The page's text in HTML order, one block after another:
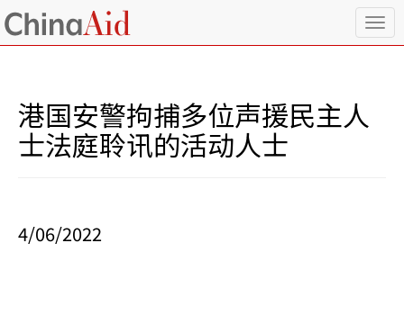
T
o
港国安警拘捕多位声援民主人
士法庭聆讯的活动人士
4/06/2022